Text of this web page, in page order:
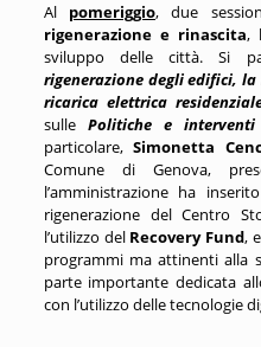
Al pomeriggio, due
rigenerazione e rinascita,
sviluppo delle città. Si
rigenerazione degli edifici,
ricarica elettrica
sulle Politiche e
particolare,Simonetta
Comune di Genova,
l’amministrazione ha
rigenerazione del Centro
l’utilizzo del Recovery Fund,
programmi ma attinenti alla
parte importante dedicata
con l’utilizzo delle tecnologie